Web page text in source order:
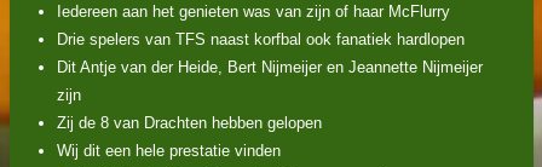
Iedereen aan het genieten was van zijn of haar McFlurry
Drie spelers van TFS naast korfbal ook fanatiek hardlopen
Dit Antje van der Heide, Bert Nijmeijer en Jeannette Nijmeijer
zijn
Zij de 8 van Drachten hebben gelopen
Wij dit een hele prestatie vinden